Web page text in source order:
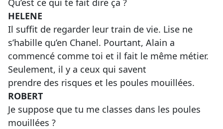
HELENE
Il suffit de regarder leur train de vie. Lise ne
s’habille qu’en Chanel. Pourtant, Alain a
commencé comme toi et il fait le même métier.
Seulement, il y a ceux qui savent
prendre des risques et les poules mouillées.
ROBERT
Je suppose que tu me classes dans les poules
mouillées ?